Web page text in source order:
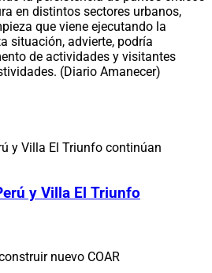
en distintos sectores urbanos,
que viene ejecutando la
situación, advierte, podría
de actividades y visitantes
(Diario Amanecer)
y Villa El Triunfo